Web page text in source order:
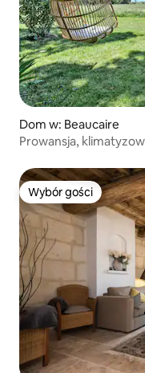
Dom w: Beaucaire
Prowansja,
Wybór gości
Wybór gości